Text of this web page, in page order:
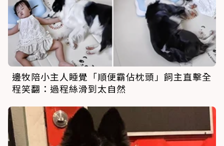
邊牧陪小主人睡覺「順便霸佔枕頭」飼主直擊全
程笑翻：過程絲滑到太自然